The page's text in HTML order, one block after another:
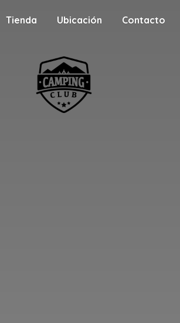
Tienda Ubicación Contacto